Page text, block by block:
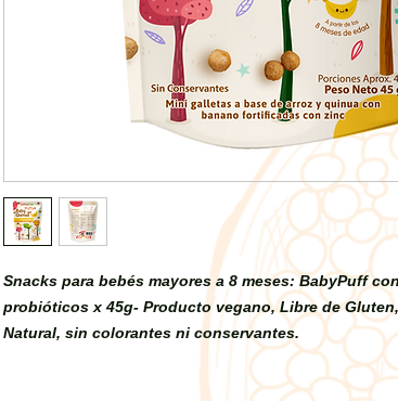
Snacks para bebés mayores a 8 meses: BabyPuff
probióticos x 45g- Producto vegano, Libre de
Natural, sin colorantes ni conservantes.